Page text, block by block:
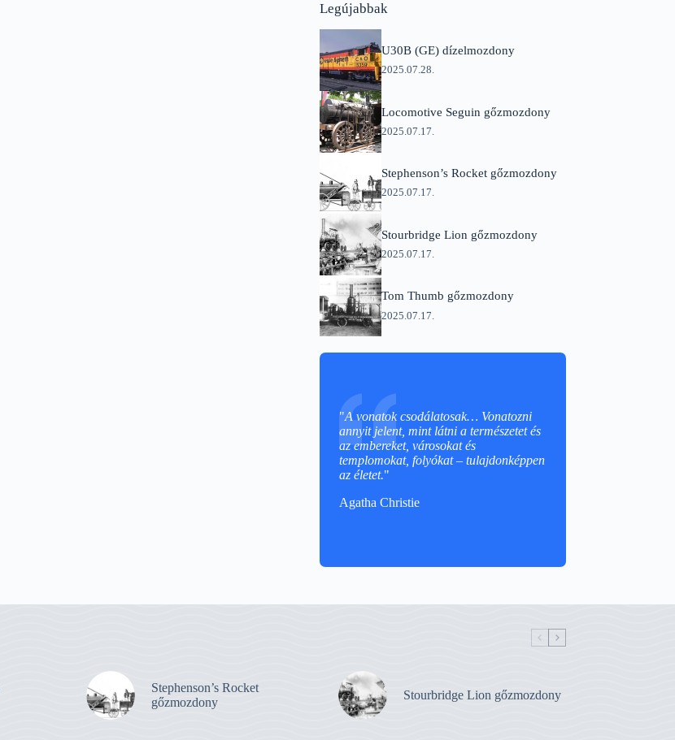
Legújabbak
U30B (GE) dízelmozdony
2025.07.28.
Locomotive Seguin gőzmozdony
2025.07.17.
Stephenson’s Rocket gőzmozdony
2025.07.17.
Stourbridge Lion gőzmozdony
2025.07.17.
Tom Thumb gőzmozdony
2025.07.17.
"A vonatok csodálatosak… Vonatozni
annyit jelent, mint látni a természetet és
az embereket, városokat és
templomokat, folyókat – tulajdonképpen
az életet."
Agatha Christie
Stephenson’s Rocket
gőzmozdony
Stourbridge Lion gőzmozdony